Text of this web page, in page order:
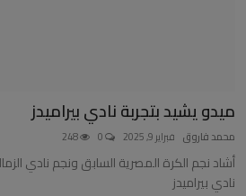
ميدو يشيد بتجربة نادي بيراميدز
محمد فاروق فبراير 9, 2025
أشاد نجم الكرة المصرية السابق ونجم نادي
نادي بيراميدز